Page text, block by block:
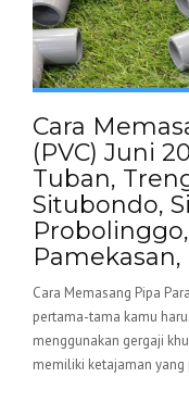
Cara
(PVC) Juni
Tuban,
Situbondo,
Cara Memasang Pipa
pertama-tama kamu
menggunakan gergaji
memiliki ketajaman